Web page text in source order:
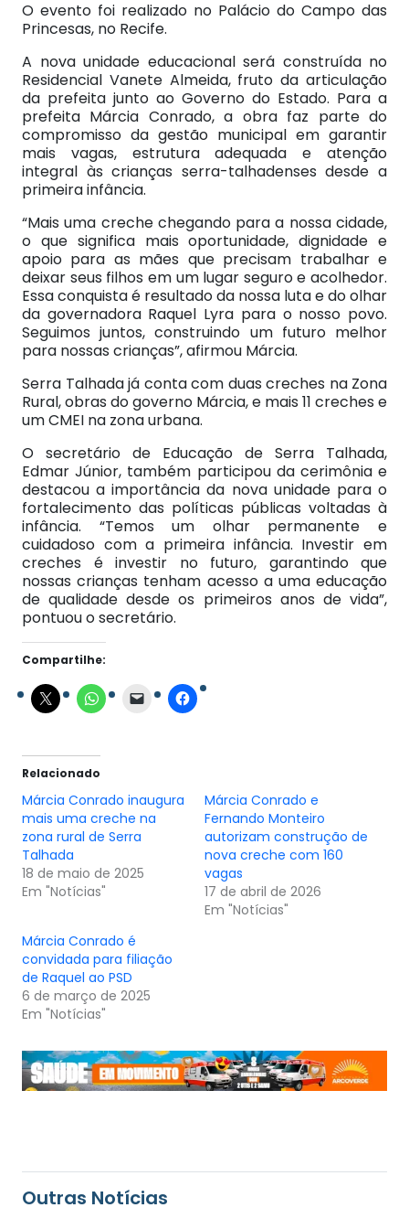
O evento foi realizado no Palácio do Campo das
Princesas, no Recife.
A nova unidade educacional será construída no
Residencial Vanete Almeida, fruto da articulação
da prefeita junto ao Governo do Estado. Para a
prefeita Márcia Conrado, a obra faz parte do
compromisso da gestão municipal em garantir
mais vagas, estrutura adequada e atenção
integral às crianças serra-talhadenses desde a
primeira infância.
“Mais uma creche chegando para a nossa cidade,
o que significa mais oportunidade, dignidade e
apoio para as mães que precisam trabalhar e
deixar seus filhos em um lugar seguro e acolhedor.
Essa conquista é resultado da nossa luta e do olhar
da governadora Raquel Lyra para o nosso povo.
Seguimos juntos, construindo um futuro melhor
para nossas crianças”, afirmou Márcia.
Serra Talhada já conta com duas creches na Zona
Rural, obras do governo Márcia, e mais 11 creches e
um CMEI na zona urbana.
O secretário de Educação de Serra Talhada,
Edmar Júnior, também participou da cerimônia e
destacou a importância da nova unidade para o
fortalecimento das políticas públicas voltadas à
infância. “Temos um olhar permanente e
cuidadoso com a primeira infância. Investir em
creches é investir no futuro, garantindo que
nossas crianças tenham acesso a uma educação
de qualidade desde os primeiros anos de vida”,
pontuou o secretário.
Compartilhe:
Relacionado
Márcia Conrado inaugura
mais uma creche na
zona rural de Serra
Talhada
18 de maio de 2025
Em "Notícias"
Márcia Conrado e
Fernando Monteiro
autorizam construção de
nova creche com 160
vagas
17 de abril de 2026
Em "Notícias"
Márcia Conrado é
convidada para filiação
de Raquel ao PSD
6 de março de 2025
Em "Notícias"
Outras Notícias